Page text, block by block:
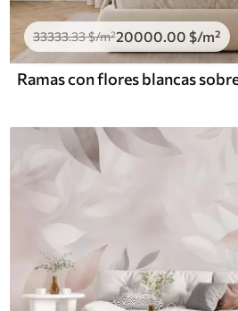
33333.33$/m²20000 .00 $/m²